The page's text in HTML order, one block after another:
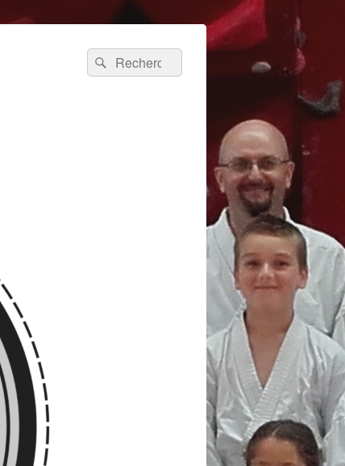
Recherche :
Rechercher